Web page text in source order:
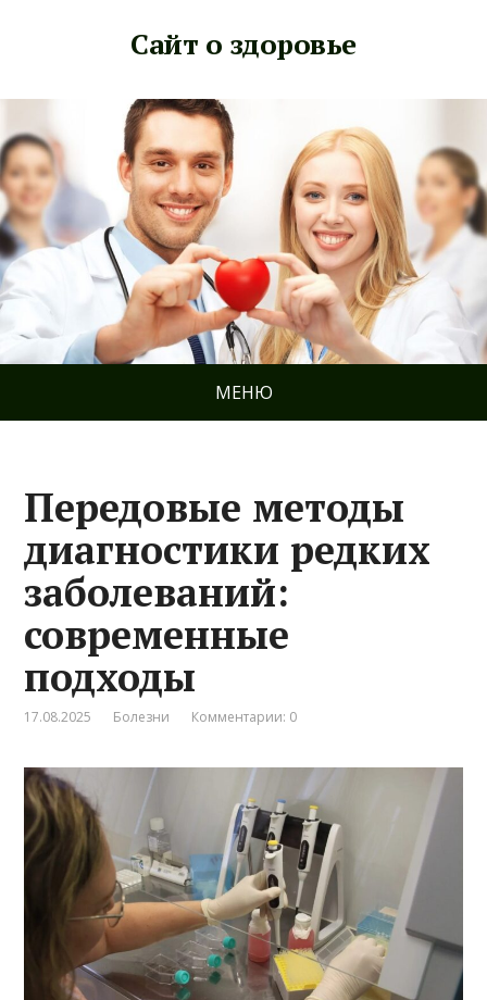
Сайт о здоровье
МЕНЮ
Передовые методы
диагностики редких
заболеваний:
современные
подходы
17.08.2025 Болезни Комментарии: 0